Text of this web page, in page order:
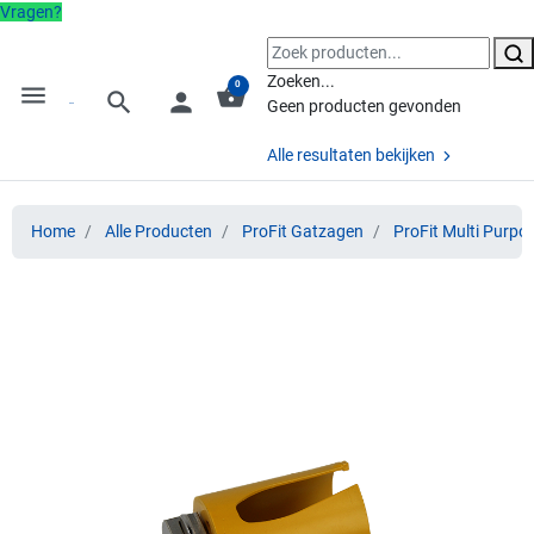
Vragen?
menu search person shopping_basket
0
Zoeken...
Geen producten gevonden
Alle resultaten bekijken
Home Alle Producten ProFit Gatzagen ProFit Multi